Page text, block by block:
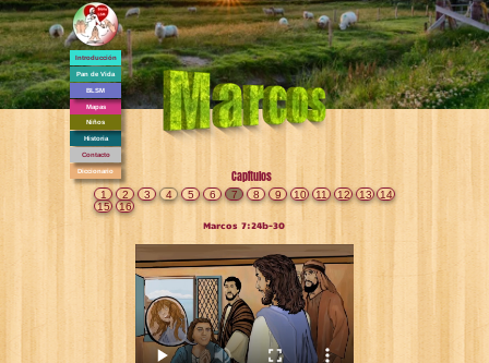
Introducción
Pan de Vida
BLSM
Mapas
Niños
Historia
Contacto
Diccionario Capítulos
1 2 3 4 5 6 7 8 9 10 11 12 13
14
15
16
Marcos 7:24b-30